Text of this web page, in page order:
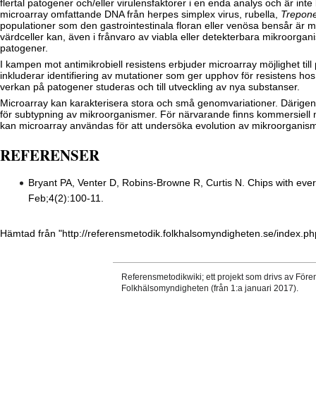
flertal patogener och/eller virulensfaktorer i en enda analys och är
microarray omfattande DNA från herpes simplex virus, rubella,
populationer som den gastrointestinala floran eller venösa bensår är
värdceller kan, även i frånvaro av viabla eller detekterbara
patogener.
I kampen mot antimikrobiell resistens erbjuder microarray möjlighet
inkluderar identifiering av mutationer som ger upphov för resistens
verkan på patogener studeras och till utveckling av nya substanser.
Microarray kan karakterisera stora och små genomvariationer.
för subtypning av mikroorganismer. För närvarande finns
kan microarray användas för att undersöka evolution av
REFERENSER
Bryant PA, Venter D, Robins-Browne R, Curtis N. Chips with
Feb;4(2):100-11.
Hämtad från "http://referensmetodik.folkhalsomyndigheten.se/
Referensmetodikwiki; ett projekt som drivs av
Folkhälsomyndigheten (från 1:a januari 2017).